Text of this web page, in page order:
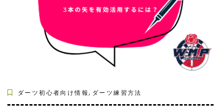
ダーツ初心者向け情報, ダーツ練習方法